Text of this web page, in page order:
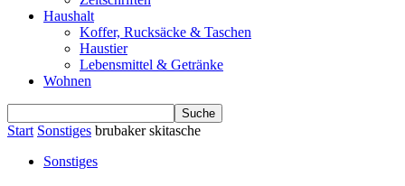
Haushalt
Koffer, Rucksäcke & Taschen
Haustier
Lebensmittel & Getränke
Wohnen
Start Sonstiges brubaker skitasche
Sonstiges